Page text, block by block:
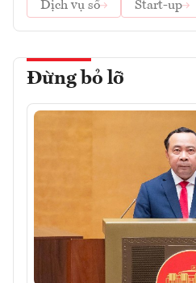
Dịch vụ số
Start-up
Đừng bỏ lỡ